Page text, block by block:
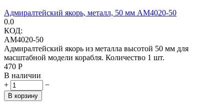
Адмиралтейский якорь, металл, 50 мм AM4020-50
0.0
КОД:
AM4020-50
Адмиралтейский якорь из металла высотой 50 мм для
масштабной модели корабля. Количество 1 шт.
‍470‍ Р
В наличии
+
−
В корзину